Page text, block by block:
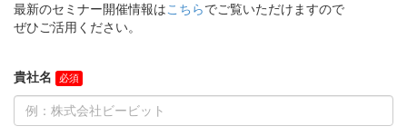
最新のセミナー開催情報はこちらでご覧いただけますので
ぜひご活用ください。
貴社名